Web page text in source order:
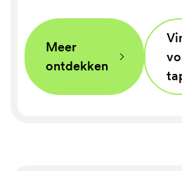
Meer
ontdekken
⌵